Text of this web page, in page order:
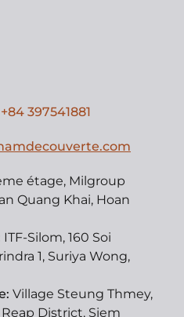
+84 397541881
étage, Milgroup
Quang Khai, Hoan
ITF-Silom, 160 Soi
1, Suriya Wong,
Village Steung Thmey,
District, Siem